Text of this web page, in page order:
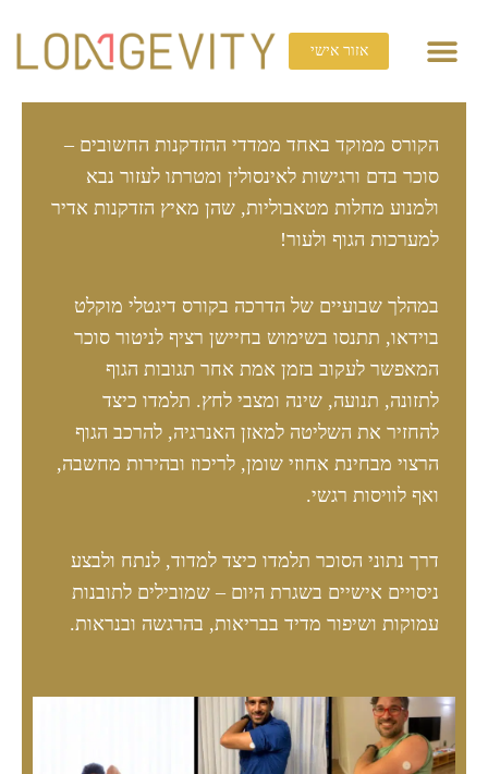
לתוכן
אזור אישי
הקורס ממוקד באחד ממדדי ההזדקנות החשובים –
סוכר בדם ורגישות לאינסולין ומטרתו לעזור נבא
ולמנוע מחלות מטאבוליות, שהן מאיץ הזדקנות אדיר
למערכות הגוף ולעור!
במהלך שבועיים של הדרכה בקורס דיגטלי מוקלט
בוידאו, תתנסו בשימוש בחיישן רציף לניטור סוכר
המאפשר לעקוב בזמן אמת אחר תגובות הגוף
לתזונה, תנועה, שינה ומצבי לחץ. תלמדו כיצד
להחזיר את השליטה למאזן האנרגיה, להרכב הגוף
הרצוי מבחינת אחוזי שומן, לריכוז ובהירות מחשבה,
ואף לוויסות רגשי.
דרך נתוני הסוכר תלמדו כיצד למדוד, לנתח ולבצע
ניסויים אישיים בשגרת היום – שמובילים לתובנות
עמוקות ושיפור מדיד בבריאות, בהרגשה ובנראות.